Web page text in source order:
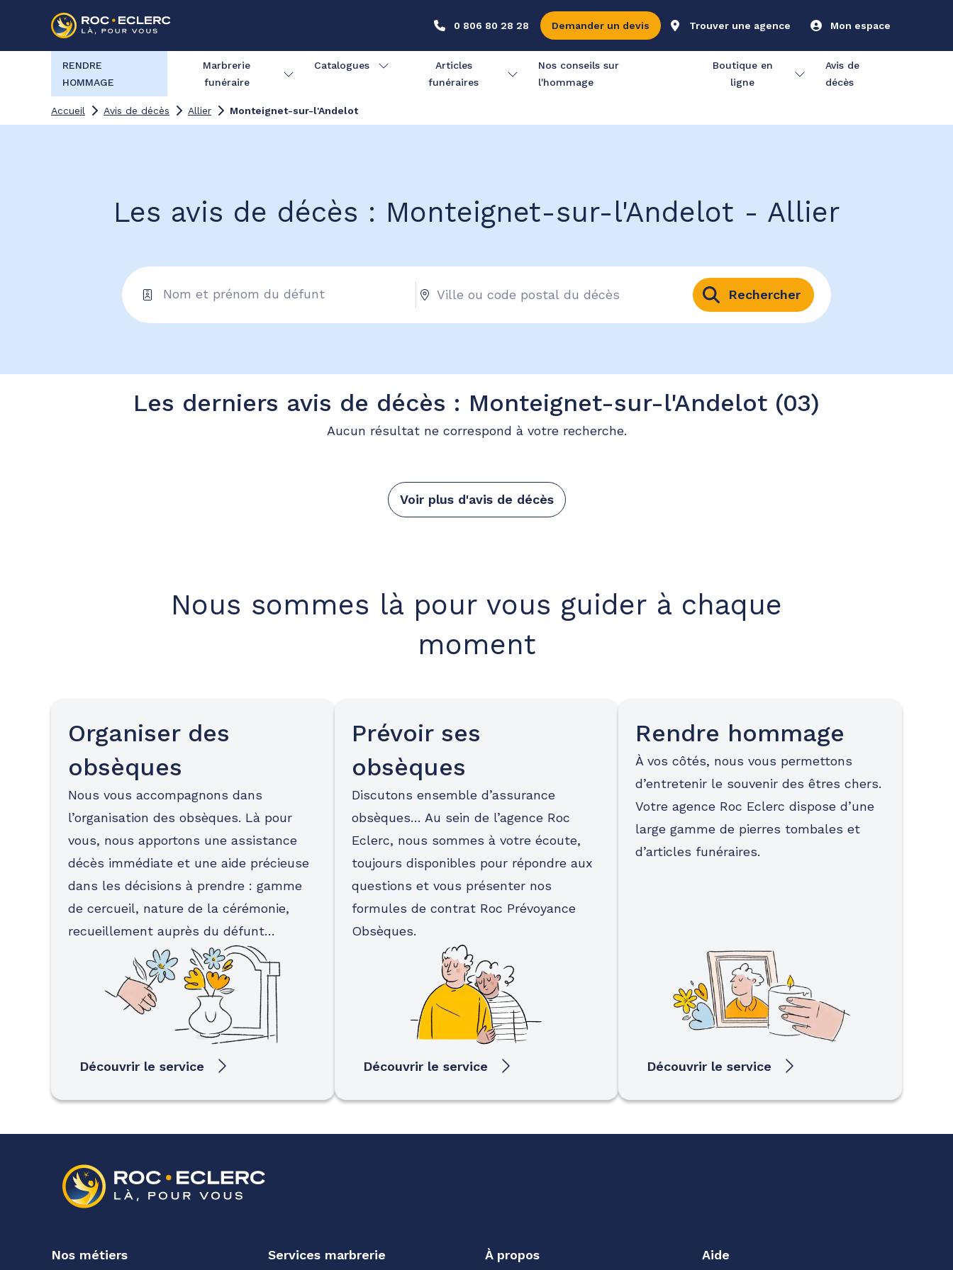
0 806 80 28 28 Demander un devis Trouver une agence Mon espace
RENDRE
HOMMAGE
Marbrerie
funéraire
Catalogues
Articles
funéraires
Nos conseils sur
l'hommage
Boutique en
ligne
Avis de
décès
Accueil Avis de décès Allier Monteignet-sur-l'Andelot
Les avis de décès : Monteignet-sur-l'Andelot - Allier
Rechercher
Les derniers avis de décès : Monteignet-sur-l'Andelot (03)
Aucun résultat ne correspond à votre recherche.
Voir plus d'avis de décès
Nous sommes là pour vous guider à chaque
moment
Organiser des
obsèques
Nous vous accompagnons dans
l’organisation des obsèques. Là pour
vous, nous apportons une assistance
décès immédiate et une aide précieuse
dans les décisions à prendre : gamme
de cercueil, nature de la cérémonie,
recueillement auprès du défunt…
Découvrir le service
Prévoir ses
obsèques
Discutons ensemble d’assurance
obsèques… Au sein de l’agence Roc
Eclerc, nous sommes à votre écoute,
toujours disponibles pour répondre aux
questions et vous présenter nos
formules de contrat Roc Prévoyance
Obsèques.
Découvrir le service
Rendre hommage
À vos côtés, nous vous permettons
d’entretenir le souvenir des êtres chers.
Votre agence Roc Eclerc dispose d’une
large gamme de pierres tombales et
d’articles funéraires.
Découvrir le service
Nos métiers Services marbrerie À propos Aide